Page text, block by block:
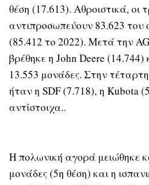
θέση (17.613). Αθροιστικά, οι
αντιπροσωπεύουν 83.623 του
(85.412 το 2022). Μετά την
βρέθηκε η John Deere (14.744)
13.553 μονάδες. Στην
ήταν η SDF (7.718), η Kubota
αντίστοιχα..
Η πολωνική αγορά μειώθηκε
μονάδες (5η θέση) και η